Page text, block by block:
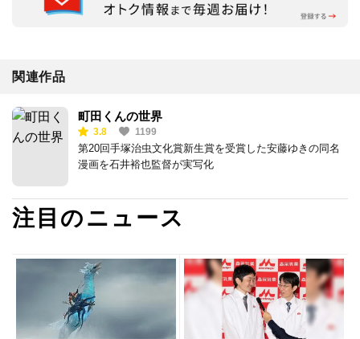
関連作品
町田くんの世界
3.8 1199
第20回手塚治虫文化賞新生賞を受賞した安藤ゆきの同名
漫画を石井裕也監督が実写化
注目のニュース